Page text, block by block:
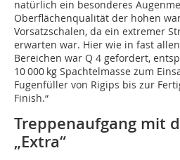
natürlich ein besonderes
Oberflächenqualität der hohen
Vorsatzschalen, da ein extremer
erwarten war. Hier wie in fast
Bereichen war Q 4 gefordert,
10 000 kg Spachtelmasse zum
Fugenfüller von Rigips bis zur
Finish.“
Treppenaufgang mit
„Extra“